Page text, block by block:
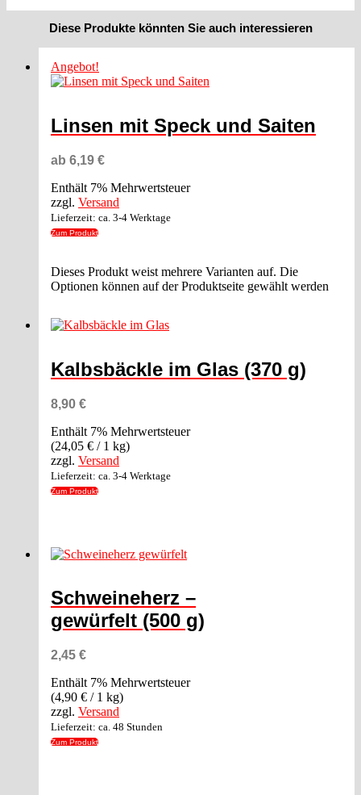
Diese Produkte könnten Sie auch interessieren
Angebot!
Linsen mit Speck und Saiten
ab 6,19 €
Enthält 7% Mehrwertsteuer
zzgl. Versand
Lieferzeit: ca. 3-4 Werktage
Zum Produkt
Dieses Produkt weist mehrere Varianten auf. Die
Optionen können auf der Produktseite gewählt werden
Kalbsbäckle im Glas (370 g)
8,90 €
Enthält 7% Mehrwertsteuer
(24,05 € / 1 kg)
zzgl. Versand
Lieferzeit: ca. 3-4 Werktage
Zum Produkt
Schweineherz –
gewürfelt (500 g)
2,45 €
Enthält 7% Mehrwertsteuer
(4,90 € / 1 kg)
zzgl. Versand
Lieferzeit: ca. 48 Stunden
Zum Produkt